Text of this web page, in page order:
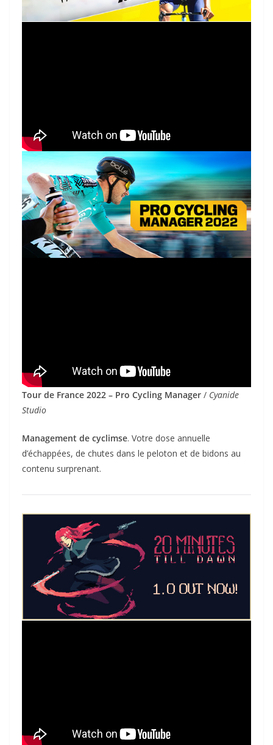
Tour de France 2022 – Pro Cycling Manager / Cyanide
Studio
Management de cyclimse. Votre dose annuelle
d’échappées, de chutes dans le peloton et de bidons au
contenu surprenant.